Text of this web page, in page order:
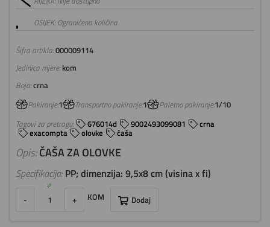
Šifra artikla:000009114
Jedinica mjere: kom
Opis:ČAŠA ZA OLOVKE
Specifikacija:PP; dimenzija: 9,5x8 cm (visina x fi)
Boja:crna
Tagovi za pretragu: 676014d 9002493099081 crna
exacompta olovke čaša
OSIJEK: Ograničena količina
Pakiranje:1 Transportno pakiranje:1 Paletno pakiranje:1/10
- + KOM Dodaj